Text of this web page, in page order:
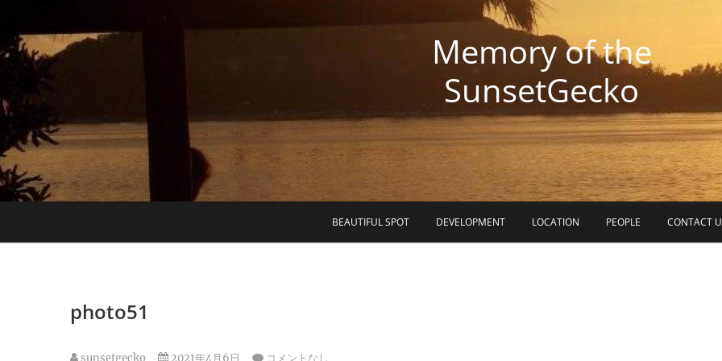
content
Memory of the
SunsetGecko
BEAUTIFUL SPOT DEVELOPMENT LOCATION PEOPLE CONTACT
photo51
sunsetgecko 2021年4月6日 コメントなし